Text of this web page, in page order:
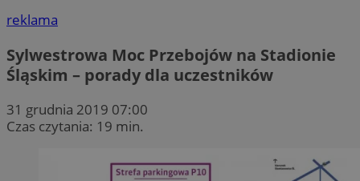
reklama
Sylwestrowa Moc Przebojów na Stadionie
Śląskim – porady dla uczestników
31 grudnia 2019 07:00
Czas czytania: 19 min.